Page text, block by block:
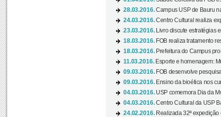
28.03.2016.Campus USP de Bauru
24.03.2016.Centro Cultural realiza
23.03.2016.
Livro discute estratégias
18.03.2016. FOB realiza tratamento
18.03.2016. Prefeitura do Campus
11.03.2016. Esporte e homenagem:
09.03.2016. FOB desenvolve
09.03.2016. Ensino da bioética nos
04.03.2016. USP comemora Dia da
04.03.2016.Centro Cultural da USP
24.02.2016. Realizada 32ª